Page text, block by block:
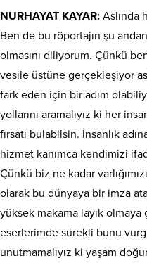
NURHAYAT KAYAR: Aslında
Ben de bu röportajın şu
olmasını diliyorum. Çünkü
vesile üstüne gerçekleşiyor
fark eden için bir adım
yollarını aramalıyız ki her
fırsatı bulabilsin. İnsanlık
hizmet kanımca kendimizi
Çünkü biz ne kadar
olarak bu dünyaya bir imza
yüksek makama layık olmaya
eserlerimde sürekli bunu
unutmamalıyız ki yaşam